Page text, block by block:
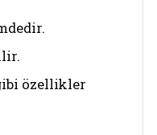
özellikler